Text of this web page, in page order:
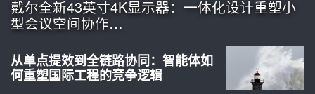
戴尔全新43英寸4K显示器：一体化设计重塑小
型会议空间协作…
从单点提效到全链路协同：智能体如
何重塑国际工程的竞争逻辑